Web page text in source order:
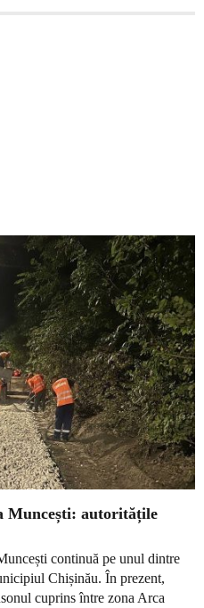
Muncești: autoritățile
continuă pe unul dintre
Chișinău. În prezent,
cuprins între zona Arca